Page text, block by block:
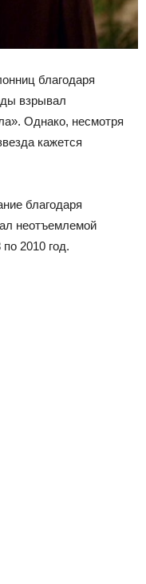
благодаря
взрывал
Однако, несмотря
кажется
благодаря
неотъемлемой
2010 год.